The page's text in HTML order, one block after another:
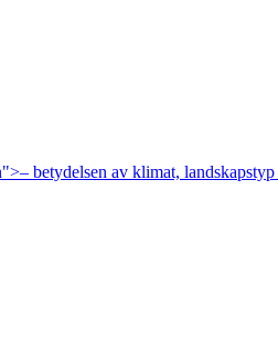
betydelsen av klimat, landskapstyp